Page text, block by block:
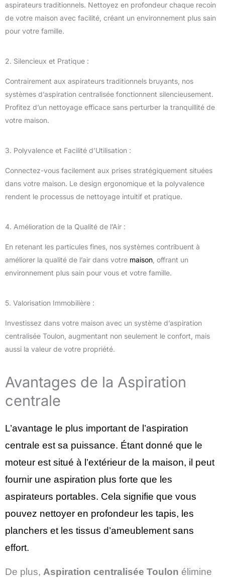
aspirateurs traditionnels. Nettoyez en profondeur chaque recoin
de votre maison avec facilité, créant un environnement plus sain
pour votre famille.
2. Silencieux et Pratique :
Contrairement aux aspirateurs traditionnels bruyants, nos
systèmes d’aspiration centralisée fonctionnent silencieusement.
Profitez d’un nettoyage efficace sans perturber la tranquillité de
votre maison.
3. Polyvalence et Facilité d’Utilisation :
Connectez-vous facilement aux prises stratégiquement situées
dans votre maison. Le design ergonomique et la polyvalence
rendent le processus de nettoyage intuitif et pratique.
4. Amélioration de la Qualité de l’Air :
En retenant les particules fines, nos systèmes contribuent à
améliorer la qualité de l’air dans votre maison , offrant un
environnement plus sain pour vous et votre famille.
5. Valorisation Immobilière :
Investissez dans votre maison avec un système d’aspiration
centralisée Toulon, augmentant non seulement le confort, mais
aussi la valeur de votre propriété.
Avantages de la Aspiration
centrale
L’avantage le plus important de l’aspiration
centrale est sa puissance. Étant donné que le
moteur est situé à l’extérieur de la maison, il peut
fournir une aspiration plus forte que les
aspirateurs portables. Cela signifie que vous
pouvez nettoyer en profondeur les tapis, les
planchers et les tissus d’ameublement sans
effort.
De plus, Aspiration centralisée Toulon élimine